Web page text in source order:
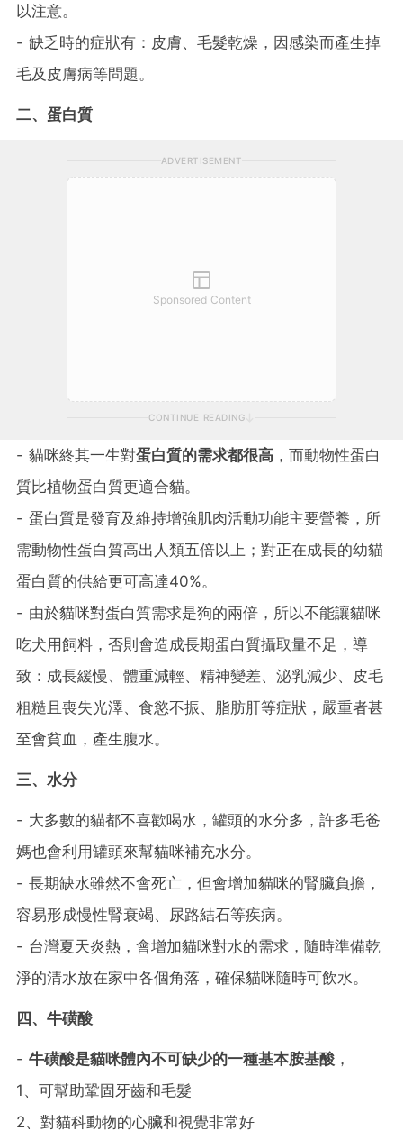
以注意。
- 缺乏時的症狀有：皮膚、毛髮乾燥，因感染而產生掉
毛及皮膚病等問題。
二、蛋白質
ADVERTISEMENT
Sponsored Content
CONTINUE READING
- 貓咪終其一生對蛋白質的需求都很高 ，而動物性蛋白
質比植物蛋白質更適合貓。
- 蛋白質是發育及維持增強肌肉活動功能主要營養，所
需動物性蛋白質高出人類五倍以上；對正在成長的幼貓
蛋白質的供給更可高達40%。
- 由於貓咪對蛋白質需求是狗的兩倍，所以不能讓貓咪
吃犬用飼料，否則會造成長期蛋白質攝取量不足，導
致：成長緩慢、體重減輕、精神變差、泌乳減少、皮毛
粗糙且喪失光澤、食慾不振、脂肪肝等症狀，嚴重者甚
至會貧血，產生腹水。
三、水分
- 大多數的貓都不喜歡喝水，罐頭的水分多，許多毛爸
媽也會利用罐頭來幫貓咪補充水分。
- 長期缺水雖然不會死亡，但會增加貓咪的腎臟負擔，
容易形成慢性腎衰竭、尿路結石等疾病。
- 台灣夏天炎熱，會增加貓咪對水的需求，隨時準備乾
淨的清水放在家中各個角落，確保貓咪隨時可飲水。
四、牛磺酸
- 牛磺酸是貓咪體內不可缺少的一種基本胺基酸 ，
1、可幫助鞏固牙齒和毛髮
2、對貓科動物的心臟和視覺非常好